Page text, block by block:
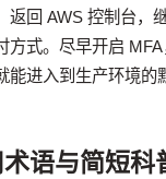
返回 AWS 控制台，
方式。尽早开启
能进入到生产环境的
语与简短科